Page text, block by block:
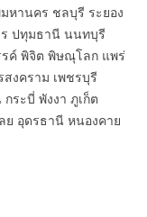
หานคร ชลบุรี ระยอง
ร ปทุมธานี นนทบุรี
รค์ พิจิต พิษณุโลก แพร่
งคราม เพชรบุรี
ระบี่ พังงา ภูเก็ต
อุดรธานี หนองคาย